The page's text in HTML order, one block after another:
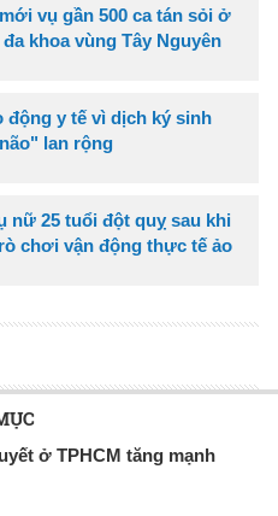
vụ gần 500 ca tán sỏi ở
khoa vùng Tây Nguyên
động y tế vì dịch ký sinh
lan rộng
nữ 25 tuổi đột quỵ sau khi
chơi vận động thực tế ảo
ở TPHCM tăng mạnh